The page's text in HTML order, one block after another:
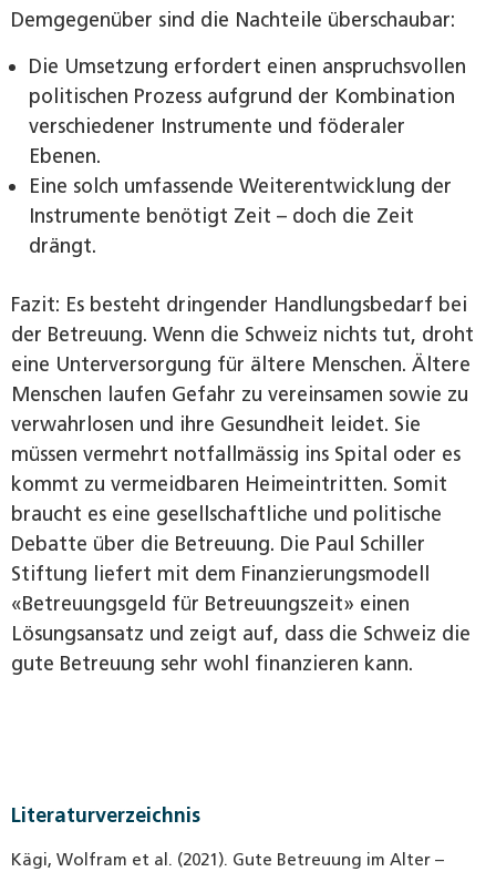
Demgegenüber sind die Nachteile überschaubar:
Die Umsetzung erfordert einen anspruchsvollen
politischen Prozess aufgrund der Kombination
verschiedener Instrumente und föderaler
Ebenen.
Eine solch umfassende Weiterentwicklung der
Instrumente benötigt Zeit – doch die Zeit
drängt.
Fazit: Es besteht dringender Handlungsbedarf bei
der Betreuung. Wenn die Schweiz nichts tut, droht
eine Unterversorgung für ältere Menschen. Ältere
Menschen laufen Gefahr zu vereinsamen sowie zu
verwahrlosen und ihre Gesundheit leidet. Sie
müssen vermehrt notfallmässig ins Spital oder es
kommt zu vermeidbaren Heimeintritten. Somit
braucht es eine gesellschaftliche und politische
Debatte über die Betreuung. Die Paul Schiller
Stiftung liefert mit dem Finanzierungsmodell
«Betreuungsgeld für Betreuungszeit» einen
Lösungsansatz und zeigt auf, dass die Schweiz die
gute Betreuung sehr wohl finanzieren kann.
Literaturverzeichnis
Kägi, Wolfram et al. (2021). Gute Betreuung im Alter –